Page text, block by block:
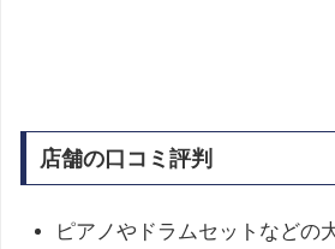
店舗の口コミ評判
ピアノやドラムセットなどの